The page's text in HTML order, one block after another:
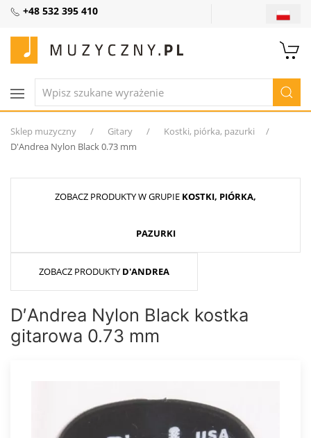
+48 532 395 410
Sklep muzyczny Gitary
Kostki, piórka, pazurki
D′Andrea Nylon Black 0.73 mm
ZOBACZ PRODUKTY W GRUPIE KOSTKI, PIÓRKA,
PAZURKI
ZOBACZ PRODUKTY D'ANDREA
D′Andrea Nylon Black kostka
gitarowa 0.73 mm